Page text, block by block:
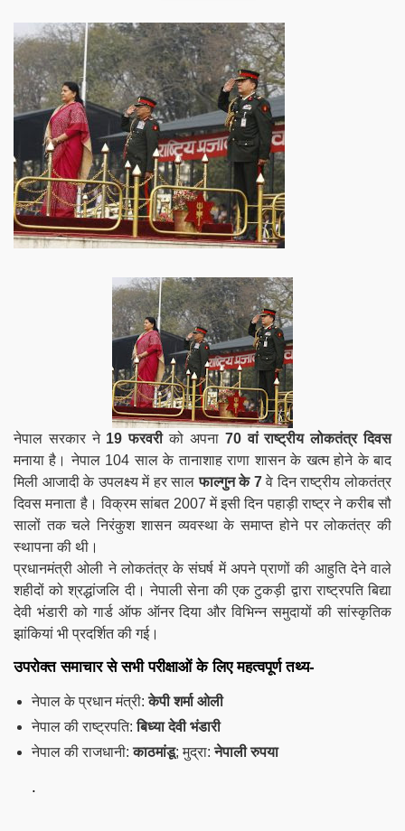
नेपाल सरकार ने 19 फरवरीको अपना 70 वां राष्ट्रीय लोकतंत्र दिवस
मनाया है। नेपाल 104 साल के तानाशाह राणा शासन के खत्म होने के बाद
मिली आजादी के उपलक्ष्य में हर सालफाल्गुन के 7वे दिन राष्ट्रीय लोकतंत्र
दिवस मनाता है। विक्रम सांबत 2007 में इसी दिन पहाड़ी राष्ट्र ने करीब सौ
सालों तक चले निरंकुश शासन व्यवस्था के समाप्त होने पर लोकतंत्र की
स्थापना की थी।
प्रधानमंत्री ओली ने लोकतंत्र के संघर्ष में अपने प्राणों की आहुति देने वाले
शहीदों को श्रद्धांजलि दी। नेपाली सेना की एक टुकड़ी द्वारा राष्ट्रपति बिद्या
देवी भंडारी को गार्ड ऑफ ऑनर दिया और विभिन्न समुदायों की सांस्कृतिक
झांकियां भी प्रदर्शित की गई।
उपरोक्त समाचार से सभी परीक्षाओं के लिए महत्वपूर्ण तथ्य-
नेपाल के प्रधान मंत्री:केपी शर्मा ओली
नेपाल की राष्ट्रपति: बिध्या देवी भंडारी
नेपाल की राजधानी:काठमांडू; मुद्रा:नेपाली रुपया
.